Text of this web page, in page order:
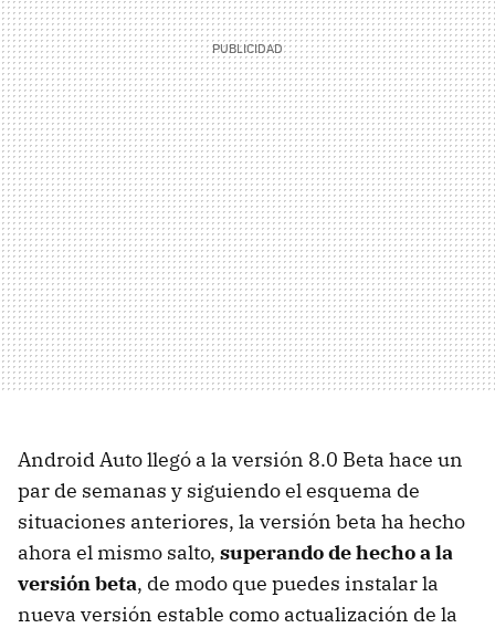
Android Auto llegó a la versión 8.0 Beta hace un
par de semanas y siguiendo el esquema de
situaciones anteriores, la versión beta ha hecho
ahora el mismo salto, superando de hecho a la
versión beta, de modo que puedes instalar la
nueva versión estable como actualización de la